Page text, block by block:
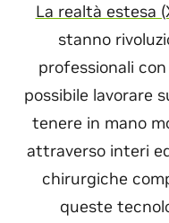
La realtà estesa
stanno
professionali
possibile lavorare
tenere in mano
attraverso interi
chirurgiche
queste